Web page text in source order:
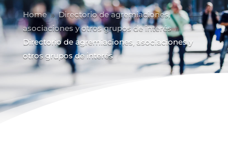
Home 9 Directorio de agremiaciones,
asociaciones y otros grupos de interés 9
Directorio de agremiaciones, asociaciones y
otros grupos de interés